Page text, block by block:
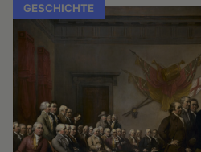
GESCHICHTE